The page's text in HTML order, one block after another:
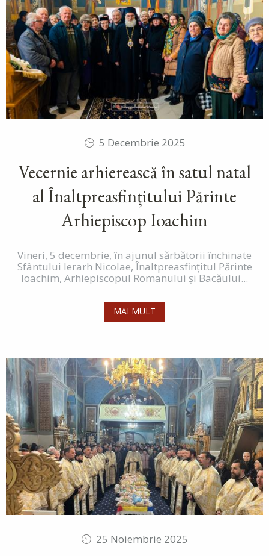
5 Decembrie 2025
Vecernie arhierească în satul natal
al Înaltpreasfințitului Părinte
Arhiepiscop Ioachim
Vineri, 5 decembrie, în ajunul sărbătorii închinate
Sfântului Ierarh Nicolae, Înaltpreasfințitul Părinte
Ioachim, Arhiepiscopul Romanului și Bacăului...
MAI MULT
25 Noiembrie 2025